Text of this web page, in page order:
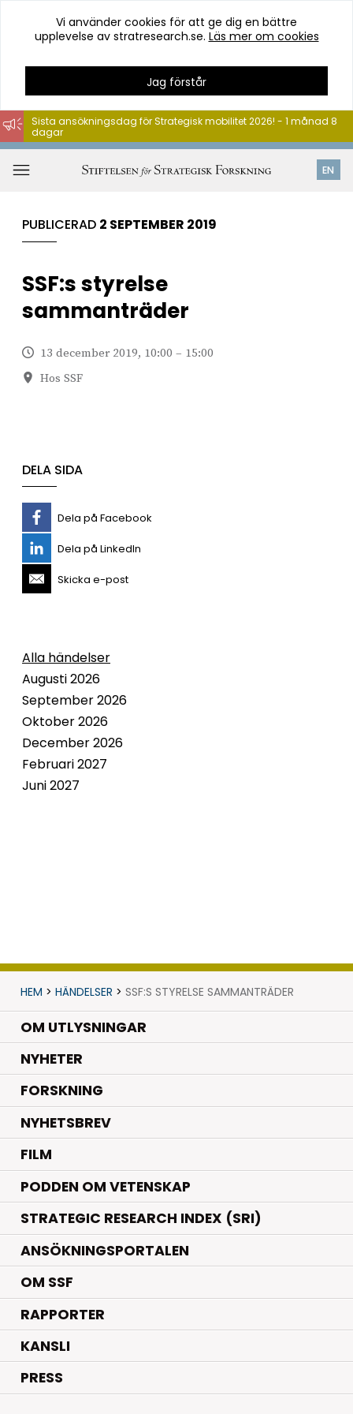
Hoppa
till
innehåll
Vi använder cookies för att ge dig en bättre
upplevelse av stratresearch.se. Läs mer om cookies
Jag förstår
EN
Sista ansökningsdag för Strategisk mobilitet 2026! - 1 månad 8
dagar
PUBLICERAD 2 SEPTEMBER 2019
SSF:s styrelse
sammanträder
13 december 2019, 10:00 – 15:00
Hos SSF
DELA SIDA
Dela på Facebook
Dela på LinkedIn
Skicka e-post
Alla händelser
Augusti 2026
September 2026
Oktober 2026
December 2026
Februari 2027
Juni 2027
HEM > HÄNDELSER > SSF:S STYRELSE SAMMANTRÄDER
OM UTLYSNINGAR
NYHETER.
FORSKNING.
NYHETSBREV
FILM
PODDEN OM VETENSKAP
STRATEGIC RESEARCH INDEX (SRI)
ANSÖKNINGSPORTALEN
OM SSF
RAPPORTER
KANSLI
PRESS